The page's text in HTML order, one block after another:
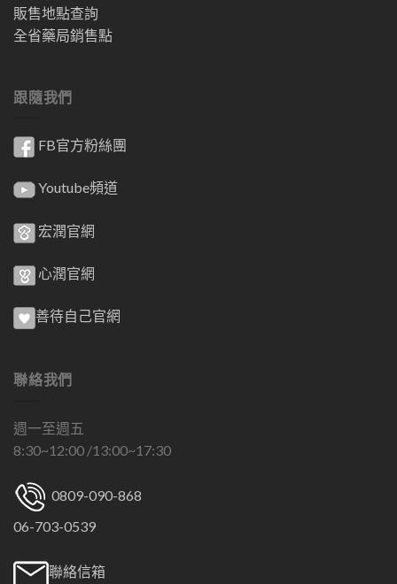
販售地點查詢
全省藥局銷售點
跟隨我們
FB官方粉絲團
Youtube頻道
宏潤官網
心潤官網
善待自己官網
聯絡我們
週一至週五
8:30~12:00 /13:00~17:30
0809-090-868
06-703-0539
聯絡信箱